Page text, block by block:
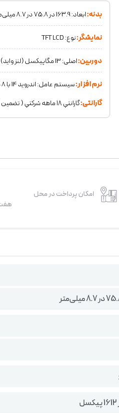
بدنه:ابعاد: 163.9 در 75.8 در 8.7 میلی‌متر
نمایشگر:نوع: TFT LCD
دوربین:اصلی: 13 مگاپیکسل (لنز واید) با F/1.8
نرم افزار:سیستم‌ عامل: اندروید 14 با MagicOS 8
گارانتی:گارانتي ١٨ ماهه شركتي ( تضمين اصالت كالا ، رجيستر شده )
امکان پرداخت در محل